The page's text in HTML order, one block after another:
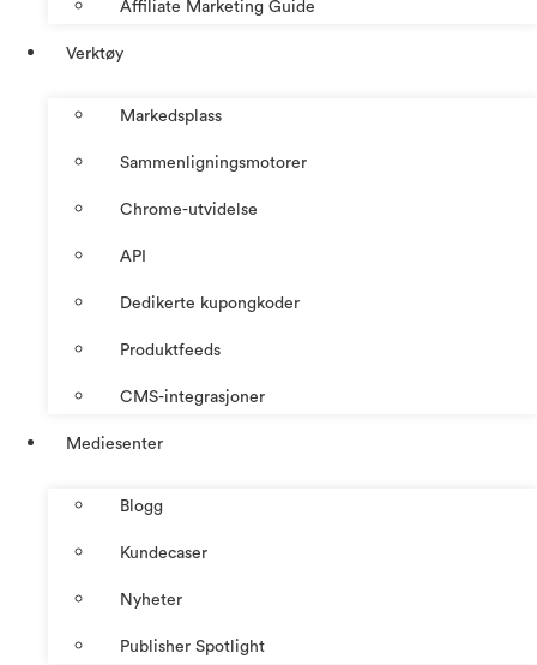
Affiliate Marketing Guide
Verktøy
Markedsplass
Sammenligningsmotorer
Chrome-utvidelse
API
Dedikerte kupongkoder
Produktfeeds
CMS-integrasjoner
Mediesenter
Blogg
Kundecaser
Nyheter
Publisher Spotlight